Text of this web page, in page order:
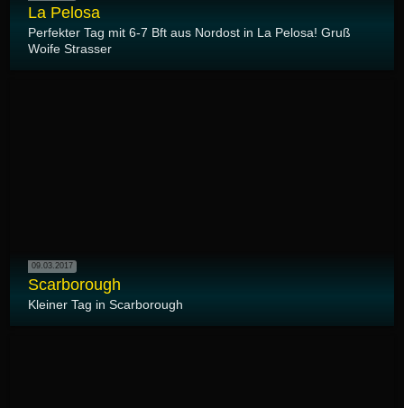
La Pelosa
Perfekter Tag mit 6-7 Bft aus Nordost in La Pelosa! Gruß
Woife Strasser
09.03.2017
Scarborough
Kleiner Tag in Scarborough